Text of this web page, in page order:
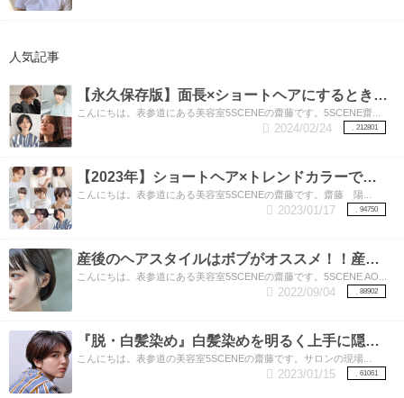
人気記事
【永久保存版】面長×ショートヘアにするときに注意してほしい3つのポイント！
こんにちは。表参道にある美容室5SCENEの齋藤です。5SCENE齋...
212801
2024/02/24
【2023年】ショートヘア×トレンドカラーでさらにオシャレ度UP！オススメショートヘア&ヘアカラー15選
こんにちは。表参道にある美容室5SCENEの齋藤です。齋藤 陽...
94750
2023/01/17
産後のヘアスタイルはボブがオススメ！！産後ママに人気のボブスタイル特集！
こんにちは。表参道にある美容室5SCENEの齋藤です。5SCENE AO...
88902
2022/09/04
『脱・白髪染め』白髪染めを明るく上手に隠せるカラー方法。バレイヤージュをご存知ですか？
こんにちは。表参道の美容室5SCENEの齋藤です。サロンの現場...
61061
2023/01/15